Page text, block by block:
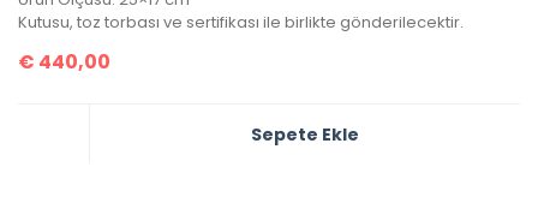
Kutusu, toz torbası ve sertifikası ile birlikte gönderilecektir.
€ 440,00
Sepete Ekle